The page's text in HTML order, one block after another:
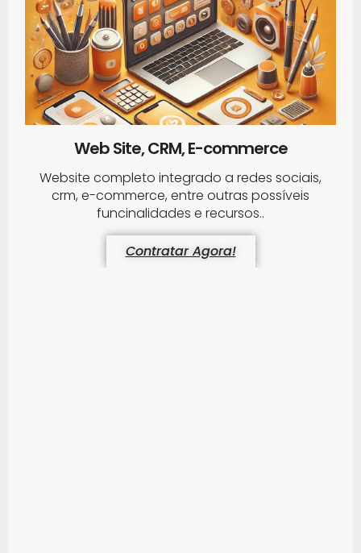
Web Site, CRM, E-commerce
Website completo integrado a redes sociais,
crm, e-commerce, entre outras possíveis
funcinalidades e recursos..
Contratar Agora!